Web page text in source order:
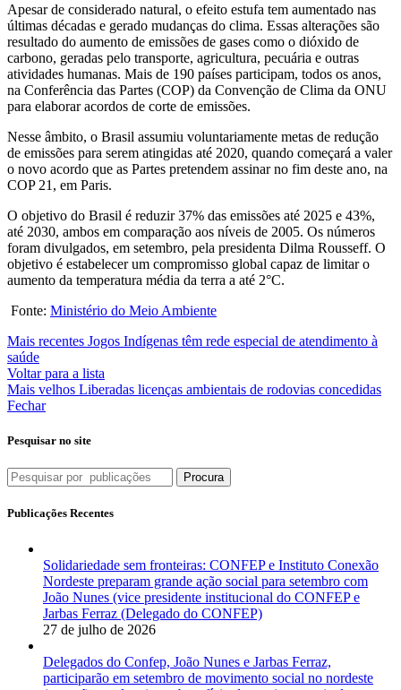
Apesar de considerado natural, o efeito estufa tem aumentado nas
últimas décadas e gerado mudanças do clima. Essas alterações são
resultado do aumento de emissões de gases como o dióxido de
carbono, geradas pelo transporte, agricultura, pecuária e outras
atividades humanas. Mais de 190 países participam, todos os anos,
na Conferência das Partes (COP) da Convenção de Clima da ONU
para elaborar acordos de corte de emissões.
Nesse âmbito, o Brasil assumiu voluntariamente metas de redução
de emissões para serem atingidas até 2020, quando começará a valer
o novo acordo que as Partes pretendem assinar no fim deste ano, na
COP 21, em Paris.
O objetivo do Brasil é reduzir 37% das emissões até 2025 e 43%,
até 2030, ambos em comparação aos níveis de 2005. Os números
foram divulgados, em setembro, pela presidenta Dilma Rousseff. O
objetivo é estabelecer um compromisso global capaz de limitar o
aumento da temperatura média da terra a até 2°C.
Fonte: Ministério do Meio Ambiente
Mais recentes Jogos Indígenas têm rede especial de atendimento à
saúde
Voltar para a lista
Mais velhos Liberadas licenças ambientais de rodovias concedidas
Fechar
Pesquisar no site
Procura
Publicações Recentes
Solidariedade sem fronteiras: CONFEP e Instituto Conexão
Nordeste preparam grande ação social para setembro com
João Nunes (vice presidente institucional do CONFEP e
Jarbas Ferraz (Delegado do CONFEP)
27 de julho de 2026
Delegados do Confep, João Nunes e Jarbas Ferraz,
participarão em setembro de movimento social no nordeste